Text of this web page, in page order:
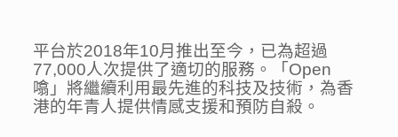
平台於2018年10月推出至今，已為超過
77,000人次提供了適切的服務。「Open
噏」將繼續利用最先進的科技及技術，為香
港的年青人提供情感支援和預防自殺。